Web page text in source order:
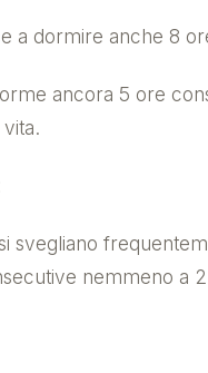
a dormire anche 8
ancora 5 ore
svegliano
nemmeno a